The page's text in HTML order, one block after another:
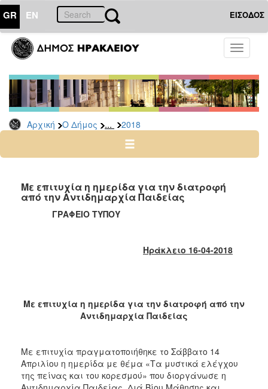
GR EN ΕΙΣΟΔΟΣ
Toggle
Αρχική Ο Δήμος ... 2018
ΔΗΜΟΣ
Δελτία
Τύπου
Αρχείο
2026
2024
2022
2021
2016
2012
2011
Με επιτυχία η ημερίδα για την διατροφή
από την Αντιδημαρχία Παιδείας
ΓΡΑΦΕΙΟ ΤΥΠΟΥ
Ηράκλειο 16-04-2018
Με επιτυχία η ημερίδα για την διατροφή από την
Αντιδημαρχία Παιδείας
Με επιτυχία πραγματοποιήθηκε το Σάββατο 14
Απριλίου η ημερίδα με θέμα «Τα μυστικά ελέγχου
της πείνας και του κορεσμού» που διοργάνωσε η